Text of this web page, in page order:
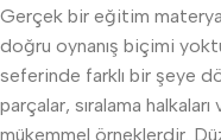
Gerçek bir eğitim
doğru oynanış biçimi
seferinde farklı bir şeye
parçalar, sıralama
mükemmel örneklerdir.